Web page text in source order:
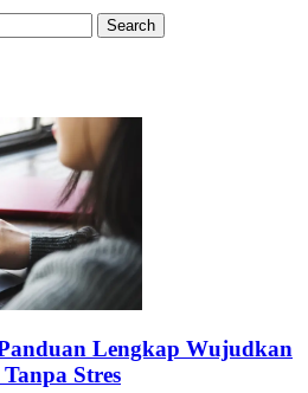
Lengkap Wujudkan
Stres